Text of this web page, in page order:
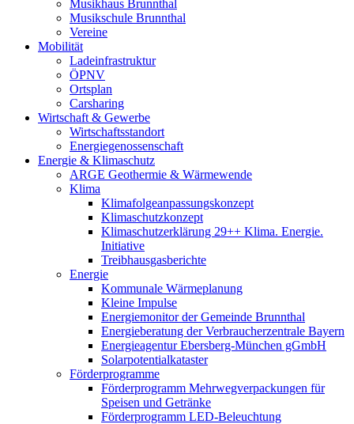
Musikhaus Brunnthal
Musikschule Brunnthal
Vereine
Mobilität
Ladeinfrastruktur
ÖPNV
Ortsplan
Carsharing
Wirtschaft & Gewerbe
Wirtschaftsstandort
Energiegenossenschaft
Energie & Klimaschutz
ARGE Geothermie & Wärmewende
Klima
Klimafolgeanpassungskonzept
Klimaschutzkonzept
Klimaschutzerklärung 29++ Klima. Energie.
Initiative
Treibhausgasberichte
Energie
Kommunale Wärmeplanung
Kleine Impulse
Energiemonitor der Gemeinde Brunnthal
Energieberatung der Verbraucherzentrale Bayern
Energieagentur Ebersberg-München gGmbH
Solarpotentialkataster
Förderprogramme
Förderprogramm Mehrwegverpackungen für
Speisen und Getränke
Förderprogramm LED-Beleuchtung